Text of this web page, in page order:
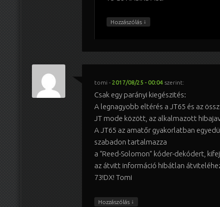
Hozzászólás ↓
tomi - 2017/08/25 - 00:04 szerint:
Csak egy parányi kiegészités:
A legnagyobb eltérés a JT65 és az
JT mode között, az alkalmazott
A JT65 az amatőr gyakorlatban
szabadon tartalmazza
a “Reed-Solomon” kóder-dekódert,
az átvitt információ hibátlan
73!DX! Tomi
Hozzászólás ↓